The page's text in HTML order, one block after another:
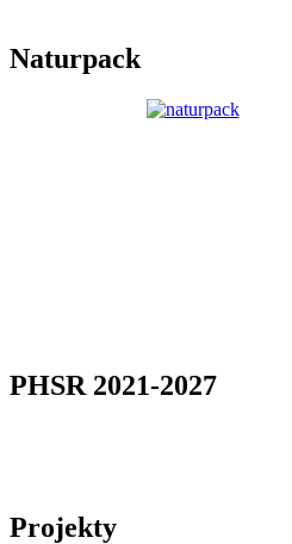
Naturpack
PHSR 2021-2027
Projekty